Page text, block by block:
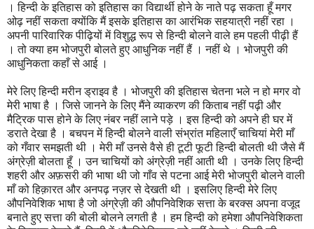
। हिन्दी के इतिहास को इतिहास का विद्यार्थी होने के नाते पढ़ सकता हूँ मगर
ओढ़ नहीं सकता क्योंकि मैं इसके इतिहास का आरंभिक सहयात्री नहीं रहा ।
अपनी पारिवारिक पीढ़ियों में विशुद्ध रूप से हिन्दी बोलने वाले हम पहली पीढ़ी हैं
। तो क्या हम भोजपुरी बोलते हुए आधुनिक नहीं हैं । नहीं थे । भोजपुरी की
आधुनिकता कहाँ से आई ।
मेरे लिए हिन्दी मरीन ड्राइव है । भोजपुरी की इतिहास चेतना भले न हो मगर वो
मेरी भाषा है । जिसे जानने के लिए मैंने व्याकरण की किताब नहीं पढ़ी और
मैट्रिक पास होने के लिए नंबर नहीं लाने पड़े । इस हिन्दी को अपने ही घर में
डराते देखा है । बचपन में हिन्दी बोलने वाली संभ्रांत महिलाएँ चाचियां मेरी माँ
को गँवार समझती थी । मेरी माँ उनसे वैसे ही टूटी फूटी हिन्दी बोलती थी जैसे मैं
अंग्रेज़ी बोलता हूँ । उन चाचियों को अंग्रेज़ी नहीं आती थी । उनके लिए हिन्दी
शहरी और अफ़सरी की भाषा थी जो गाँव से पटना आई मेरी भोजपुरी बोलने वाली
माँ को हिक़ारत और अनपढ़ नज़र से देखती थी । इसलिए हिन्दी मेरे लिए
औपनिवेशिक भाषा है जो अंग्रेज़ी की औपनिवेशिक सत्ता के बरक्स अपना वजूद
बनाते हुए सत्ता की बोली बोलने लगती है । हम हिन्दी को हमेशा औपनिवेशिकता